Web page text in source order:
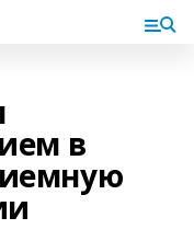
в